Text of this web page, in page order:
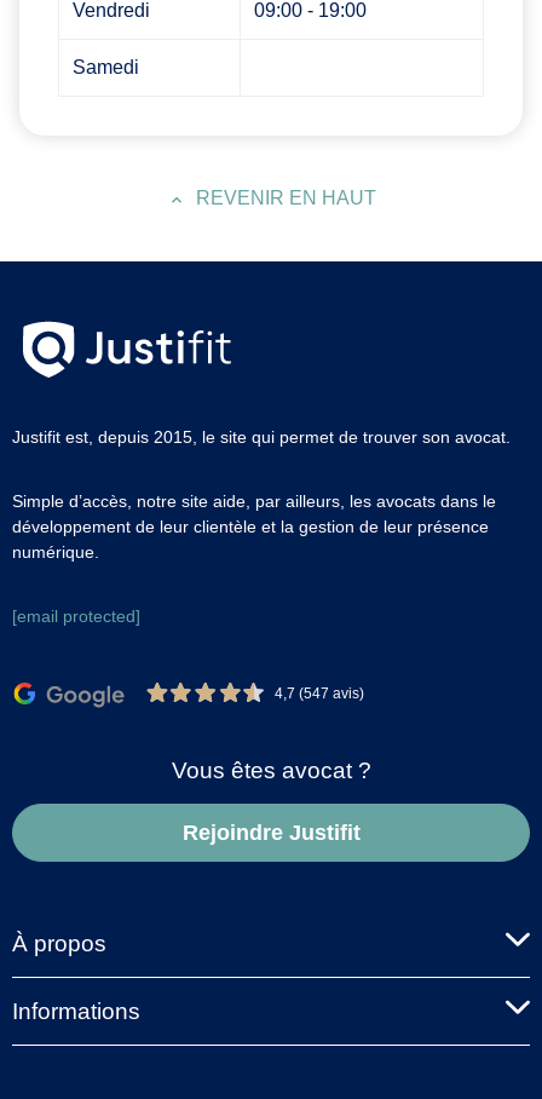
Vendredi 09:00 - 19:00
Samedi
REVENIR EN HAUT
Justifit est, depuis 2015, le site qui permet de trouver son avocat.
Simple d’accès, notre site aide, par ailleurs, les avocats dans le
développement de leur clientèle et la gestion de leur présence
numérique.
[email protected]
4,7 (547 avis)
Vous êtes avocat ?
Rejoindre Justifit
À propos
Informations